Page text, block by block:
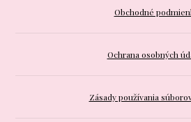
Obchodné
Ochrana osobných
Zásady používania